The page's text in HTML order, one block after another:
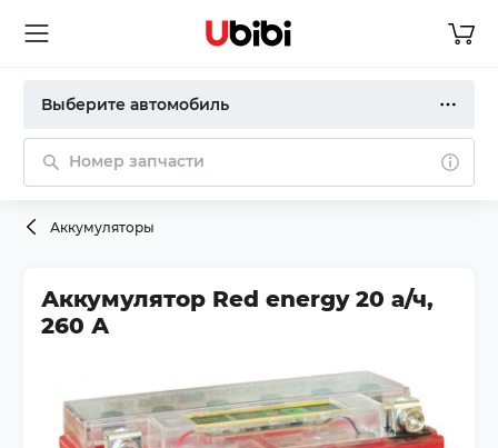
Выберите автомобиль
Номер запчасти
Аккумуляторы
Аккумулятор Red energy 20 а/ч,
260 А